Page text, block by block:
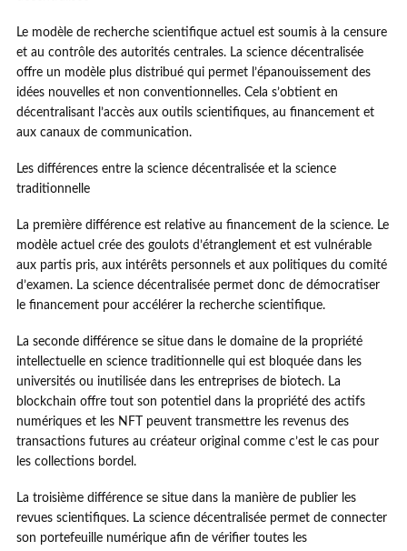
Le modèle de recherche scientifique actuel est soumis à la censure
et au contrôle des autorités centrales. La science décentralisée
offre un modèle plus distribué qui permet l’épanouissement des
idées nouvelles et non conventionnelles. Cela s’obtient en
décentralisant l’accès aux outils scientifiques, au financement et
aux canaux de communication.
Les différences entre la science décentralisée et la science
traditionnelle
La première différence est relative au financement de la science. Le
modèle actuel crée des goulots d’étranglement et est vulnérable
aux partis pris, aux intérêts personnels et aux politiques du comité
d’examen. La science décentralisée permet donc de démocratiser
le financement pour accélérer la recherche scientifique.
La seconde différence se situe dans le domaine de la propriété
intellectuelle en science traditionnelle qui est bloquée dans les
universités ou inutilisée dans les entreprises de biotech. La
blockchain offre tout son potentiel dans la propriété des actifs
numériques et les NFT peuvent transmettre les revenus des
transactions futures au créateur original comme c’est le cas pour
les collections bordel.
La troisième différence se situe dans la manière de publier les
revues scientifiques. La science décentralisée permet de connecter
son portefeuille numérique afin de vérifier toutes les